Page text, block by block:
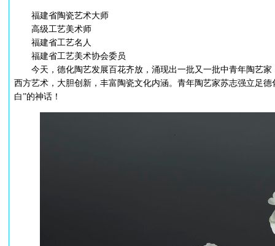
福建省陶瓷艺术大师
高级工艺美术师
福建省工艺名人
福建省工艺美术协会委员
今天，德化陶艺发展百花齐放，涌现出一批又一批中青年陶艺家
西方艺术，大胆创新，丰富陶瓷文化内涵。青年陶艺家苏志强立足
白”的神话！